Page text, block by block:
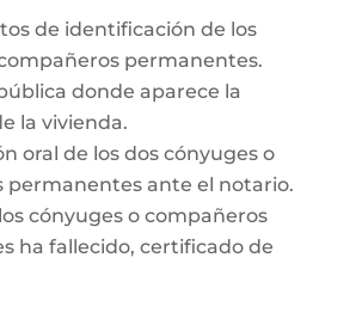
de identificación de los
permanentes.
donde aparece la
la vivienda.
oral de los dos cónyuges o
permanentes ante el notario.
cónyuges o compañeros
ha fallecido, certificado de